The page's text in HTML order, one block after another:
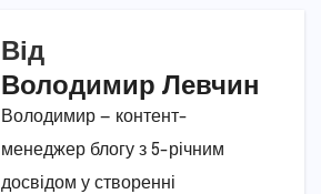
Від
Володимир Левчин
Володимир — контент-
менеджер блогу з 5-річним
досвідом у створенні